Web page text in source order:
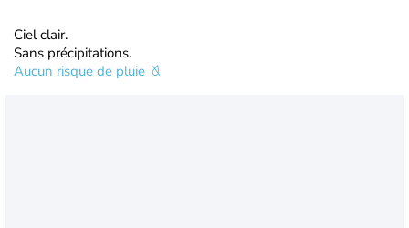
Ciel clair.
Sans précipitations.
Aucun risque de pluie